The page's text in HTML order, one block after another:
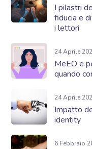
I pilastri
fiducia e
i lettori
24 Aprile
MeEO e
quando
24 Aprile
Impatto
identity
6 Febbraio